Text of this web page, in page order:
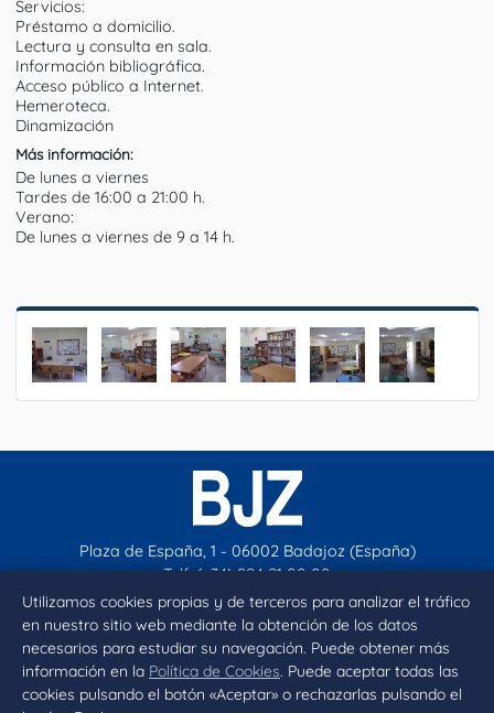
Utilizamos cookies propias y de terceros para analizar el tráfico
en nuestro sitio web mediante la obtención de los datos
necesarios para estudiar su navegación. Puede obtener más
información en la Política de Cookies. Puede aceptar todas las
cookies pulsando el botón «Aceptar» o rechazarlas pulsando el
Servicios:
Préstamo a domicilio.
Lectura y consulta en sala.
Información bibliográfica.
Acceso público a Internet.
Hemeroteca.
Dinamización
Más información:
De lunes a viernes
Tardes de 16:00 a 21:00 h.
Verano:
De lunes a viernes de 9 a 14 h.
Plaza de España, 1 - 06002 Badajoz (España)
Telf. (+34) 924 21 00 00
contacto@aytobadajoz.es
Facebook
X Instagram
YouTube